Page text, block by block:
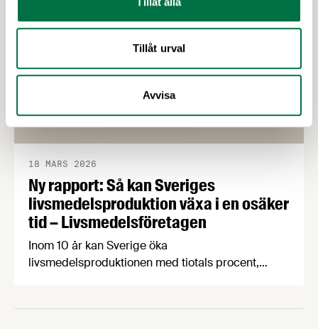
Tillåt urval
Avvisa
Ny rapport: Så kan Sveriges
livsmedelsproduktion växa i en osäker
tid – Livsmedelsföretagen
18 MARS 2026
Inom 10 år kan Sverige öka
livsmedelsproduktionen med tiotals procent,
biologisk mångfald. Det visar rapporten Grön